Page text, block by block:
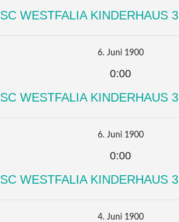
SC WESTFALIA KINDERHAUS 3
6. Juni 1900
0:00
SC WESTFALIA KINDERHAUS 3
6. Juni 1900
0:00
SC WESTFALIA KINDERHAUS 3
4. Juni 1900